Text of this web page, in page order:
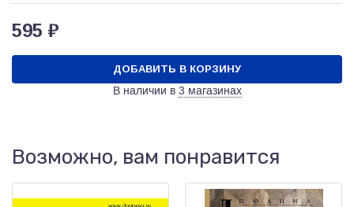
595 ₽
ДОБАВИТЬ В КОРЗИНУ
В наличии в 3 магазинах
Возможно, вам понравится